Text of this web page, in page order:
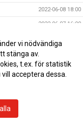
2022-06-08 18:00
2022-06-07 16:00
2022-06-03 15:00
vi nödvändiga
stänga av.
t.ex. för statistik
acceptera dessa.